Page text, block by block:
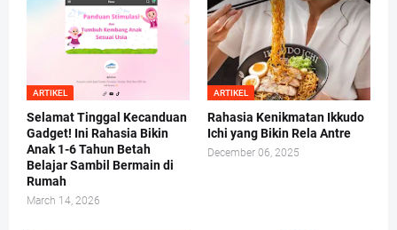
ARTIKEL
Selamat Tinggal Kecanduan
Gadget! Ini Rahasia Bikin
Anak 1-6 Tahun Betah
Belajar Sambil Bermain di
Rumah
March 14, 2026
ARTIKEL
Rahasia Kenikmatan Ikkudo
Ichi yang Bikin Rela Antre
December 06, 2025